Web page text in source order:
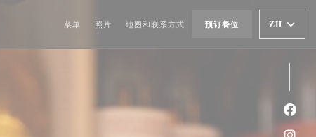
菜单 照片 地图和联系方式 预订餐位 ZH